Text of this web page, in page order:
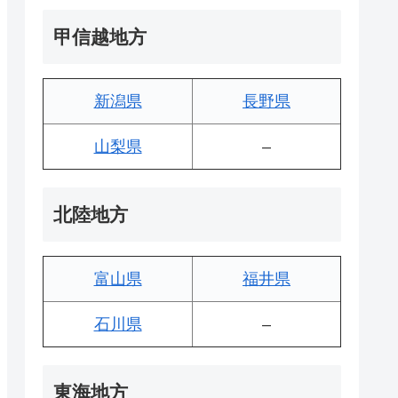
甲信越地方
新潟県 長野県
山梨県 –
北陸地方
富山県 福井県
石川県 –
東海地方